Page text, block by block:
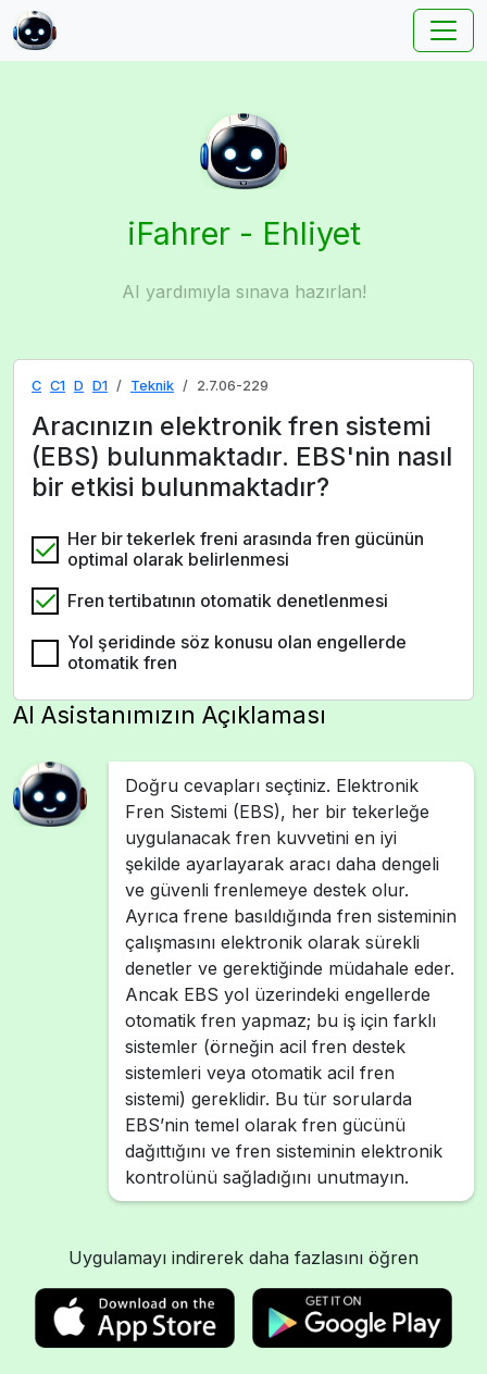
iFahrer - Ehliyet
AI yardımıyla sınava hazırlan!
C C1 D D1 Teknik 2.7.06-229
Aracınızın elektronik fren sistemi
(EBS) bulunmaktadır. EBS'nin nasıl
bir etkisi bulunmaktadır?
Her bir tekerlek freni arasında fren gücünün
optimal olarak belirlenmesi
Fren tertibatının otomatik denetlenmesi
Yol şeridinde söz konusu olan engellerde
otomatik fren
AI Asistanımızın Açıklaması
Doğru cevapları seçtiniz. Elektronik
Fren Sistemi (EBS), her bir tekerleğe
uygulanacak fren kuvvetini en iyi
şekilde ayarlayarak aracı daha dengeli
ve güvenli frenlemeye destek olur.
Ayrıca frene basıldığında fren sisteminin
çalışmasını elektronik olarak sürekli
denetler ve gerektiğinde müdahale eder.
Ancak EBS yol üzerindeki engellerde
otomatik fren yapmaz; bu iş için farklı
sistemler (örneğin acil fren destek
sistemleri veya otomatik acil fren
sistemi) gereklidir. Bu tür sorularda
EBS’nin temel olarak fren gücünü
dağıttığını ve fren sisteminin elektronik
kontrolünü sağladığını unutmayın.
Uygulamayı indirerek daha fazlasını öğren